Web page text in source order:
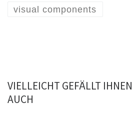
visual components
VIELLEICHT GEFÄLLT IHNEN
AUCH